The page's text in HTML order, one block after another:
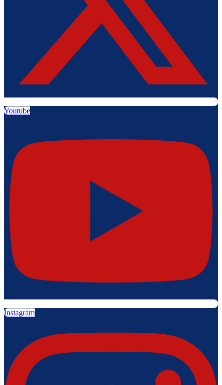
Youtube
Instagram